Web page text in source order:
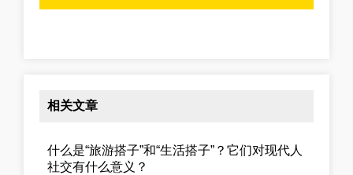
相关文章
什么是“旅游搭子”和“生活搭子”？它们对现代人
社交有什么意义？